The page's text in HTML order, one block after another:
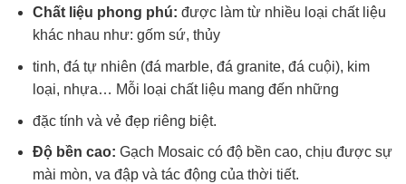
Chất liệu phong phú: được làm từ nhiều loại chất liệu
khác nhau như: gốm sứ, thủy
tinh, đá tự nhiên (đá marble, đá granite, đá cuội), kim
loại, nhựa… Mỗi loại chất liệu mang đến những
đặc tính và vẻ đẹp riêng biệt.
Độ bền cao: Gạch Mosaic có độ bền cao, chịu được sự
mài mòn, va đập và tác động của thời tiết.